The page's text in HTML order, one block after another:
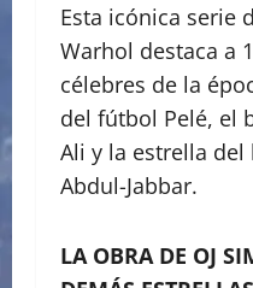
Esta icónica serie
Warhol destaca a
célebres de la
del fútbol Pelé, el
Ali y la estrella del
Abdul-Jabbar.
LA OBRA DE OJ